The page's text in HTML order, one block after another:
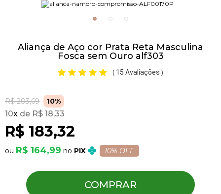
Aliança de Aço cor Prata Reta Masculina
Fosca sem Ouro alf303
( 15 Avaliações )
R$ 203,69 10%
R$ 183,32
10x R$ 18,33
R$ 164,99 PIX 10% OFF
COMPRAR
Brincos
Pingentes
Pulseiras
Piercing
Pedras Preciosas